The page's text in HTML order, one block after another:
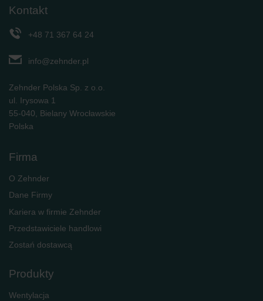
Kontakt
+48 71 367 64 24
info@zehnder.pl
Zehnder Polska Sp. z o.o.
ul. Irysowa 1
55-040, Bielany Wrocławskie
Polska
Firma
O Zehnder
Dane Firmy
Kariera w firmie Zehnder
Przedstawiciele handlowi
Zostań dostawcą
Produkty
Wentylacja